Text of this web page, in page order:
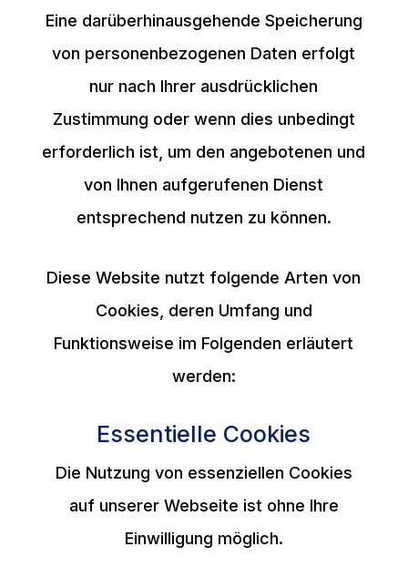
Eine darüberhinausgehende Speicherung
von personenbezogenen Daten erfolgt
nur nach Ihrer ausdrücklichen
Zustimmung oder wenn dies unbedingt
erforderlich ist, um den angebotenen und
von Ihnen aufgerufenen Dienst
entsprechend nutzen zu können.
Diese Website nutzt folgende Arten von
Cookies, deren Umfang und
Funktionsweise im Folgenden erläutert
werden:
Essentielle Cookies
Die Nutzung von essenziellen Cookies
auf unserer Webseite ist ohne Ihre
Einwilligung möglich.